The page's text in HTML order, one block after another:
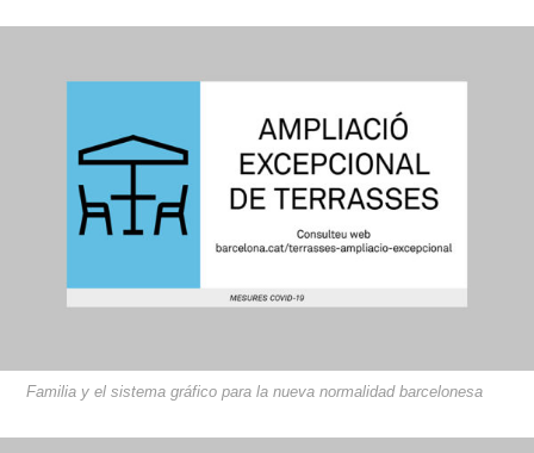
Familia y el sistema gráfico para la nueva normalidad barcelonesa